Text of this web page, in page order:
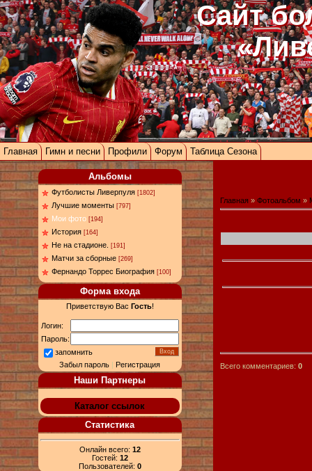
Сайт
Главная Гимн и песни Профили Форум Таблица Сезона
Альбомы
Футболисты Ливерпуля [1802]
Лучшие моменты [797]
Мои фото [194]
История [164]
Не на стадионе. [191]
Матчи за сборные [269]
Фернандо Торрес Биография [100]
Форма входа
Приветствую Вас Гость!
Логин:
Пароль:
запомнить
Забыл пароль |Регистрация
Наши Партнеры
Каталог ссылок
Статистика
Онлайн всего: 12
Гостей: 12
Пользователей: 0
Главная » Фотоальбом »
Всего комментариев: 0